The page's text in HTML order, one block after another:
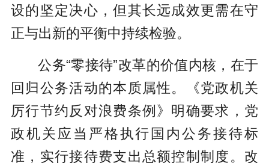
设的坚定决心，但其长远成效更需在守
正与出新的平衡中持续检验。
公务“零接待”改革的价值内核，在于
回归公务活动的本质属性。《党政机关
厉行节约反对浪费条例》明确要求，党
政机关应当严格执行国内公务接待标
准，实行接待费支出总额控制制度。改